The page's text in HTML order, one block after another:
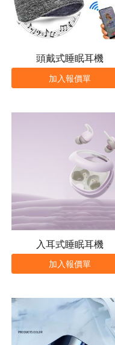
頭戴式睡眠耳機
加入報價單
入耳式睡眠耳機
加入報價單